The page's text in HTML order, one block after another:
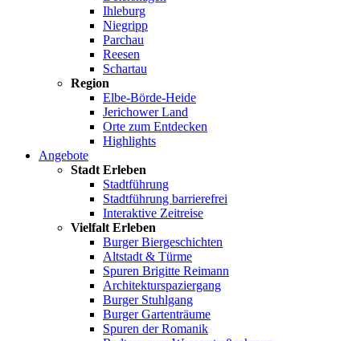
Ihleburg
Niegripp
Parchau
Reesen
Schartau
Region
Elbe-Börde-Heide
Jerichower Land
Orte zum Entdecken
Highlights
Angebote
Stadt Erleben
Stadtführung
Stadtführung barrierefrei
Interaktive Zeitreise
Vielfalt Erleben
Burger Biergeschichten
Altstadt & Türme
Spuren Brigitte Reimann
Architekturspaziergang
Burger Stuhlgang
Burger Gartenträume
Spuren der Romanik